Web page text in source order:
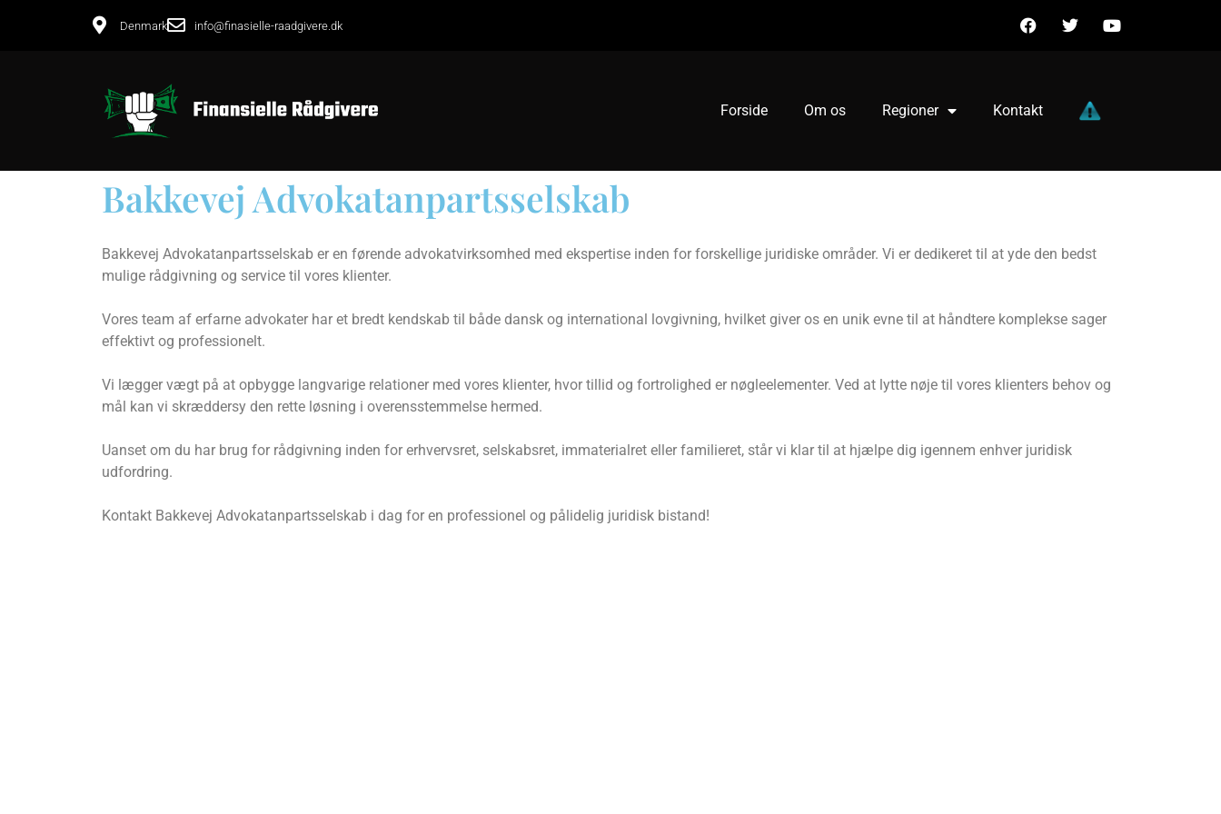
Denmark info@finasielle-raadgivere.dk
Forside Om os Regioner Kontakt
Bakkevej Advokatanpartsselskab
Bakkevej Advokatanpartsselskab er en førende advokatvirksomhed med ekspertise inden for forskellige juridiske områder. Vi er dedikeret til at yde den bedst
mulige rådgivning og service til vores klienter.
Vores team af erfarne advokater har et bredt kendskab til både dansk og international lovgivning, hvilket giver os en unik evne til at håndtere komplekse sager
effektivt og professionelt.
Vi lægger vægt på at opbygge langvarige relationer med vores klienter, hvor tillid og fortrolighed er nøgleelementer. Ved at lytte nøje til vores klienters behov og
mål kan vi skræddersy den rette løsning i overensstemmelse hermed.
Uanset om du har brug for rådgivning inden for erhvervsret, selskabsret, immaterialret eller familieret, står vi klar til at hjælpe dig igennem enhver juridisk
udfordring.
Kontakt Bakkevej Advokatanpartsselskab i dag for en professionel og pålidelig juridisk bistand!